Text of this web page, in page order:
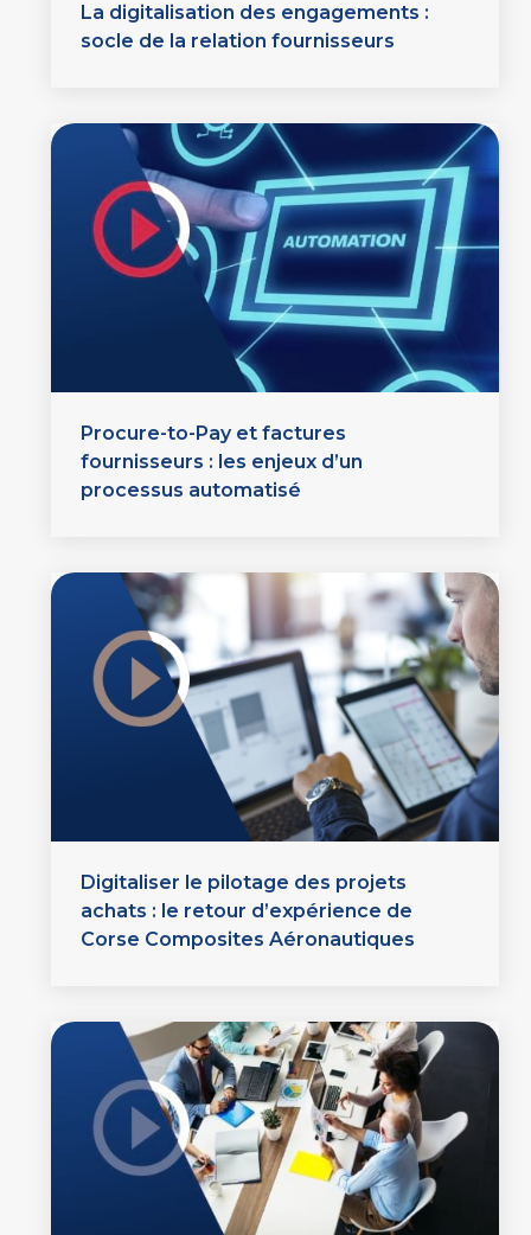
La digitalisation des engagements :
socle de la relation fournisseurs
Procure-to-Pay et factures
fournisseurs : les enjeux d’un
processus automatisé
Digitaliser le pilotage des projets
achats : le retour d’expérience de
Corse Composites Aéronautiques